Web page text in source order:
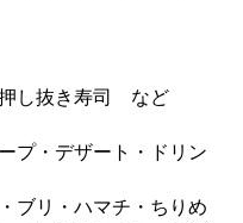
押し抜き寿司 など
プ・デザート・ドリン
ブリ・ハマチ・ちりめ